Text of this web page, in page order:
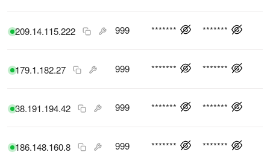
209.14.115.222 999 ******* *******
179.1.182.27 999 ******* *******
38.191.194.42 999 ******* *******
186.148.160.8 999 ******* *******